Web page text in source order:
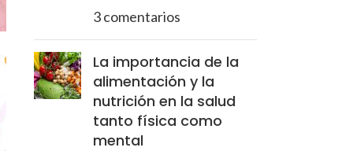
3 comentarios
La importancia de la
alimentación y la
nutrición en la salud
tanto física como
mental